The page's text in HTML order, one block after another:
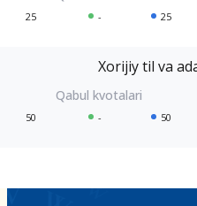
25 - 25
Xorijiy til va
50 - 50